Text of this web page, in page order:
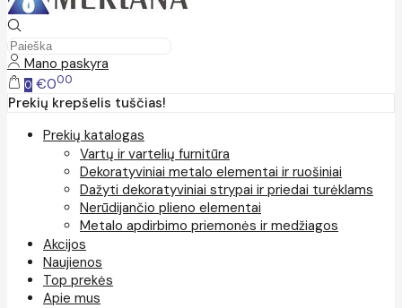
Mano paskyra
0 €000
Prekių krepšelis tuščias!
Prekių katalogas
Vartų ir vartelių furnitūra
Dekoratyviniai metalo elementai ir ruošiniai
Dažyti dekoratyviniai strypai ir priedai turėklams
Nerūdijančio plieno elementai
Metalo apdirbimo priemonės ir medžiagos
Akcijos
Naujienos
Top prekės
Apie mus